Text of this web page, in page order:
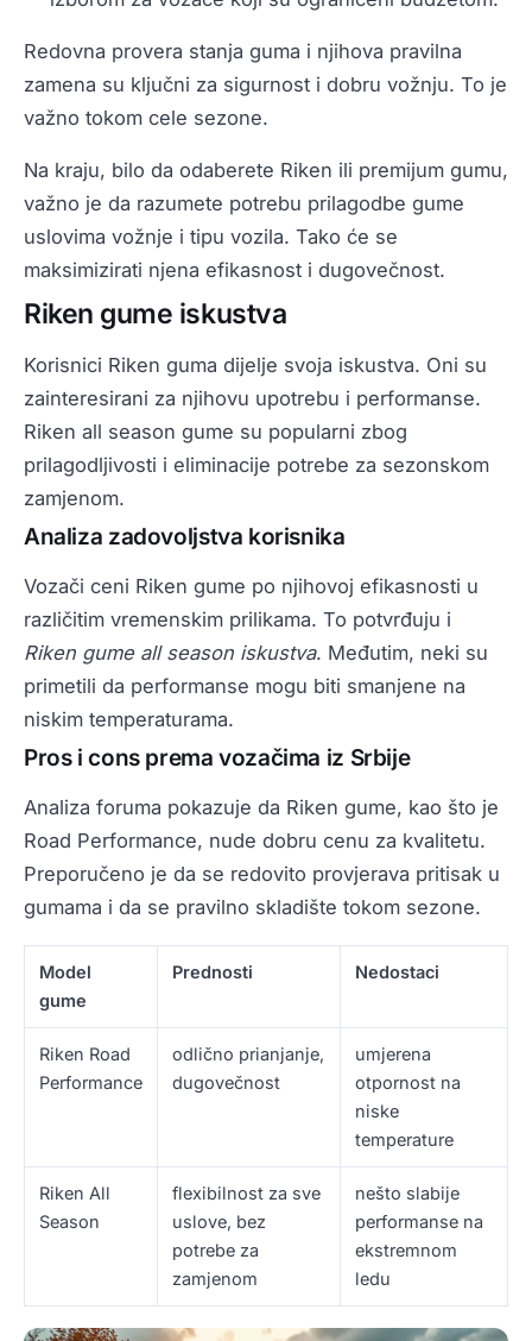
Redovna provera stanja guma i njihova pravilna
zamena su ključni za sigurnost i dobru vožnju. To je
važno tokom cele sezone.
Na kraju, bilo da odaberete Riken ili premijum gumu,
važno je da razumete potrebu prilagodbe gume
uslovima vožnje i tipu vozila. Tako će se
maksimizirati njena efikasnost i dugovečnost.
Riken gume iskustva
Korisnici Riken guma dijelje svoja iskustva. Oni su
zainteresirani za njihovu upotrebu i performanse.
Riken all season gume su popularni zbog
prilagodljivosti i eliminacije potrebe za sezonskom
zamjenom.
Analiza zadovoljstva korisnika
Vozači ceni Riken gume po njihovoj efikasnosti u
različitim vremenskim prilikama. To potvrđuju i
Riken gume all season iskustva. Međutim, neki su
primetili da performanse mogu biti smanjene na
niskim temperaturama.
Pros i cons prema vozačima iz Srbije
Analiza foruma pokazuje da Riken gume, kao što je
Road Performance, nude dobru cenu za kvalitetu.
Preporučeno je da se redovito provjerava pritisak u
gumama i da se pravilno skladište tokom sezone.
Model
gume
Prednosti Nedostaci
Riken Road
Performance
odlično prianjanje,
dugovečnost
umjerena
otpornost na
niske
temperature
Riken All
Season
flexibilnost za sve
uslove, bez
potrebe za
zamjenom
nešto slabije
performanse na
ekstremnom
ledu